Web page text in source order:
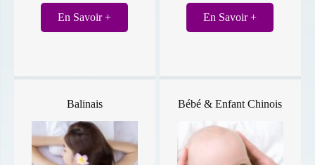
En Savoir + En Savoir +
Balinais Bébé & Enfant Chinois